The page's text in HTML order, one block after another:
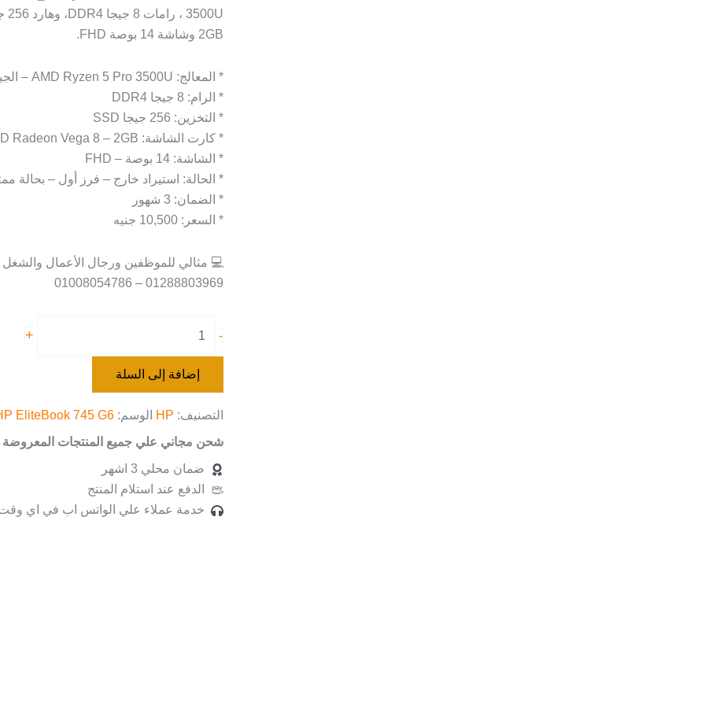
2GB وشاشة 14 بوصة FHD.
* المعالج: AMD Ryzen 5 Pro 3500U – الجيل الثالث
* الرام: 8 جيجا DDR4
* التخزين: 256 جيجا SSD
* كارت الشاشة: AMD Radeon Vega 8 – 2GB
* الشاشة: 14 بوصة – FHD
* الحالة: استيراد خارج – فرز أول – بحالة
* الضمان: 3 شهور
* السعر: 10,500 جنيه
💻 مثالي للموظفين ورجال الأعمال والشغل
01288803969 – 01008054786
-
Radeon
Vega
2GB
شاشة
14
بوصة
+
إضافة إلى السلة
التصنيف: HP الوسم: EliteBook 745 G6
شحن مجاني علي جميع المنتجات المعروضة
ضمان محلي 3 اشهر
الدفع عند استلام المنتج
خدمة عملاء علي الواتس اب في اي